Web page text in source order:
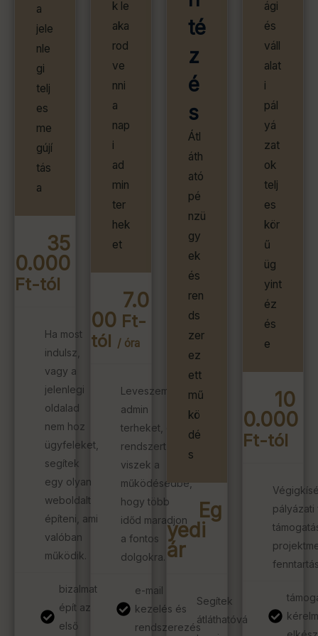
a
jele
nle
gi
telj
es
me
gújí
tás
a
35
0.000
Ft-tól
Ha most
indulsz,
vagy a
jelenlegi
oldalad
nem hoz
ügyfeleket,
segítek
egy olyan
weboldalt
építeni, ami
valóban
működik.
bizalmat
épít az
első
k le
aka
rod
ve
nni
a
nap
i
ad
min
ter
hek
et
7.0
00 Ft-
tól / óra
Leveszem az
admin
terheket, és
rendszert
viszek a
működésedbe,
hogy több
időd maradjon
a fontos
dolgokra.
e-mail
kezelés és
rendszerezés
té
z
é
s
Átl
áth
ató
pé
nzü
gy
ek
és
ren
ds
zer
ez
ett
mű
kö
dé
s
Eg
yedi
ár
Segítek
átláthatóvá
ági
és
váll
alat
i
pál
yá
zat
ok
telj
es
kör
ű
üg
yint
éz
és
e
10
0.000
Ft-tól
pályázati